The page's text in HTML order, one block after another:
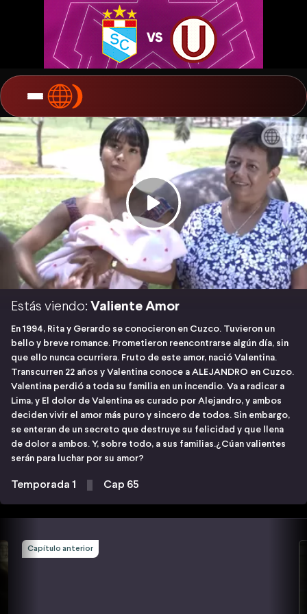
Estás viendo: Valiente Amor
En 1994, Rita y Gerardo se conocieron en Cuzco. Tuvieron un
bello y breve romance. Prometieron reencontrarse algún día, sin
que ello nunca ocurriera. Fruto de este amor, nació Valentina.
Transcurren 22 años y Valentina conoce a ALEJANDRO en Cuzco.
Valentina perdió a toda su familia en un incendio. Va a radicar a
Lima, y El dolor de Valentina es curado por Alejandro, y ambos
deciden vivir el amor más puro y sincero de todos. Sin embargo,
se enteran de un secreto que destruye su felicidad y que llena
de dolor a ambos. Y, sobre todo, a sus familias.¿Cúan valientes
serán para luchar por su amor?
Temporada 1 Cap 65
Capítulo anterior